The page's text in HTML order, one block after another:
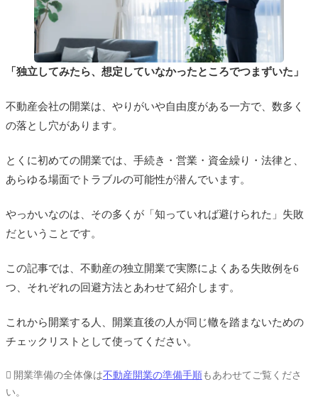
「独立してみたら、想定していなかったところでつまずいた」
不動産会社の開業は、やりがいや自由度がある一方で、数多く
の落とし穴があります。
とくに初めての開業では、手続き・営業・資金繰り・法律と、
あらゆる場面でトラブルの可能性が潜んでいます。
やっかいなのは、その多くが「知っていれば避けられた」失敗
だということです。
この記事では、不動産の独立開業で実際によくある失敗例を6
つ、それぞれの回避方法とあわせて紹介します。
これから開業する人、開業直後の人が同じ轍を踏まないための
チェックリストとして使ってください。
開業準備の全体像は不動産開業の準備手順 もあわせてご覧くださ
い。